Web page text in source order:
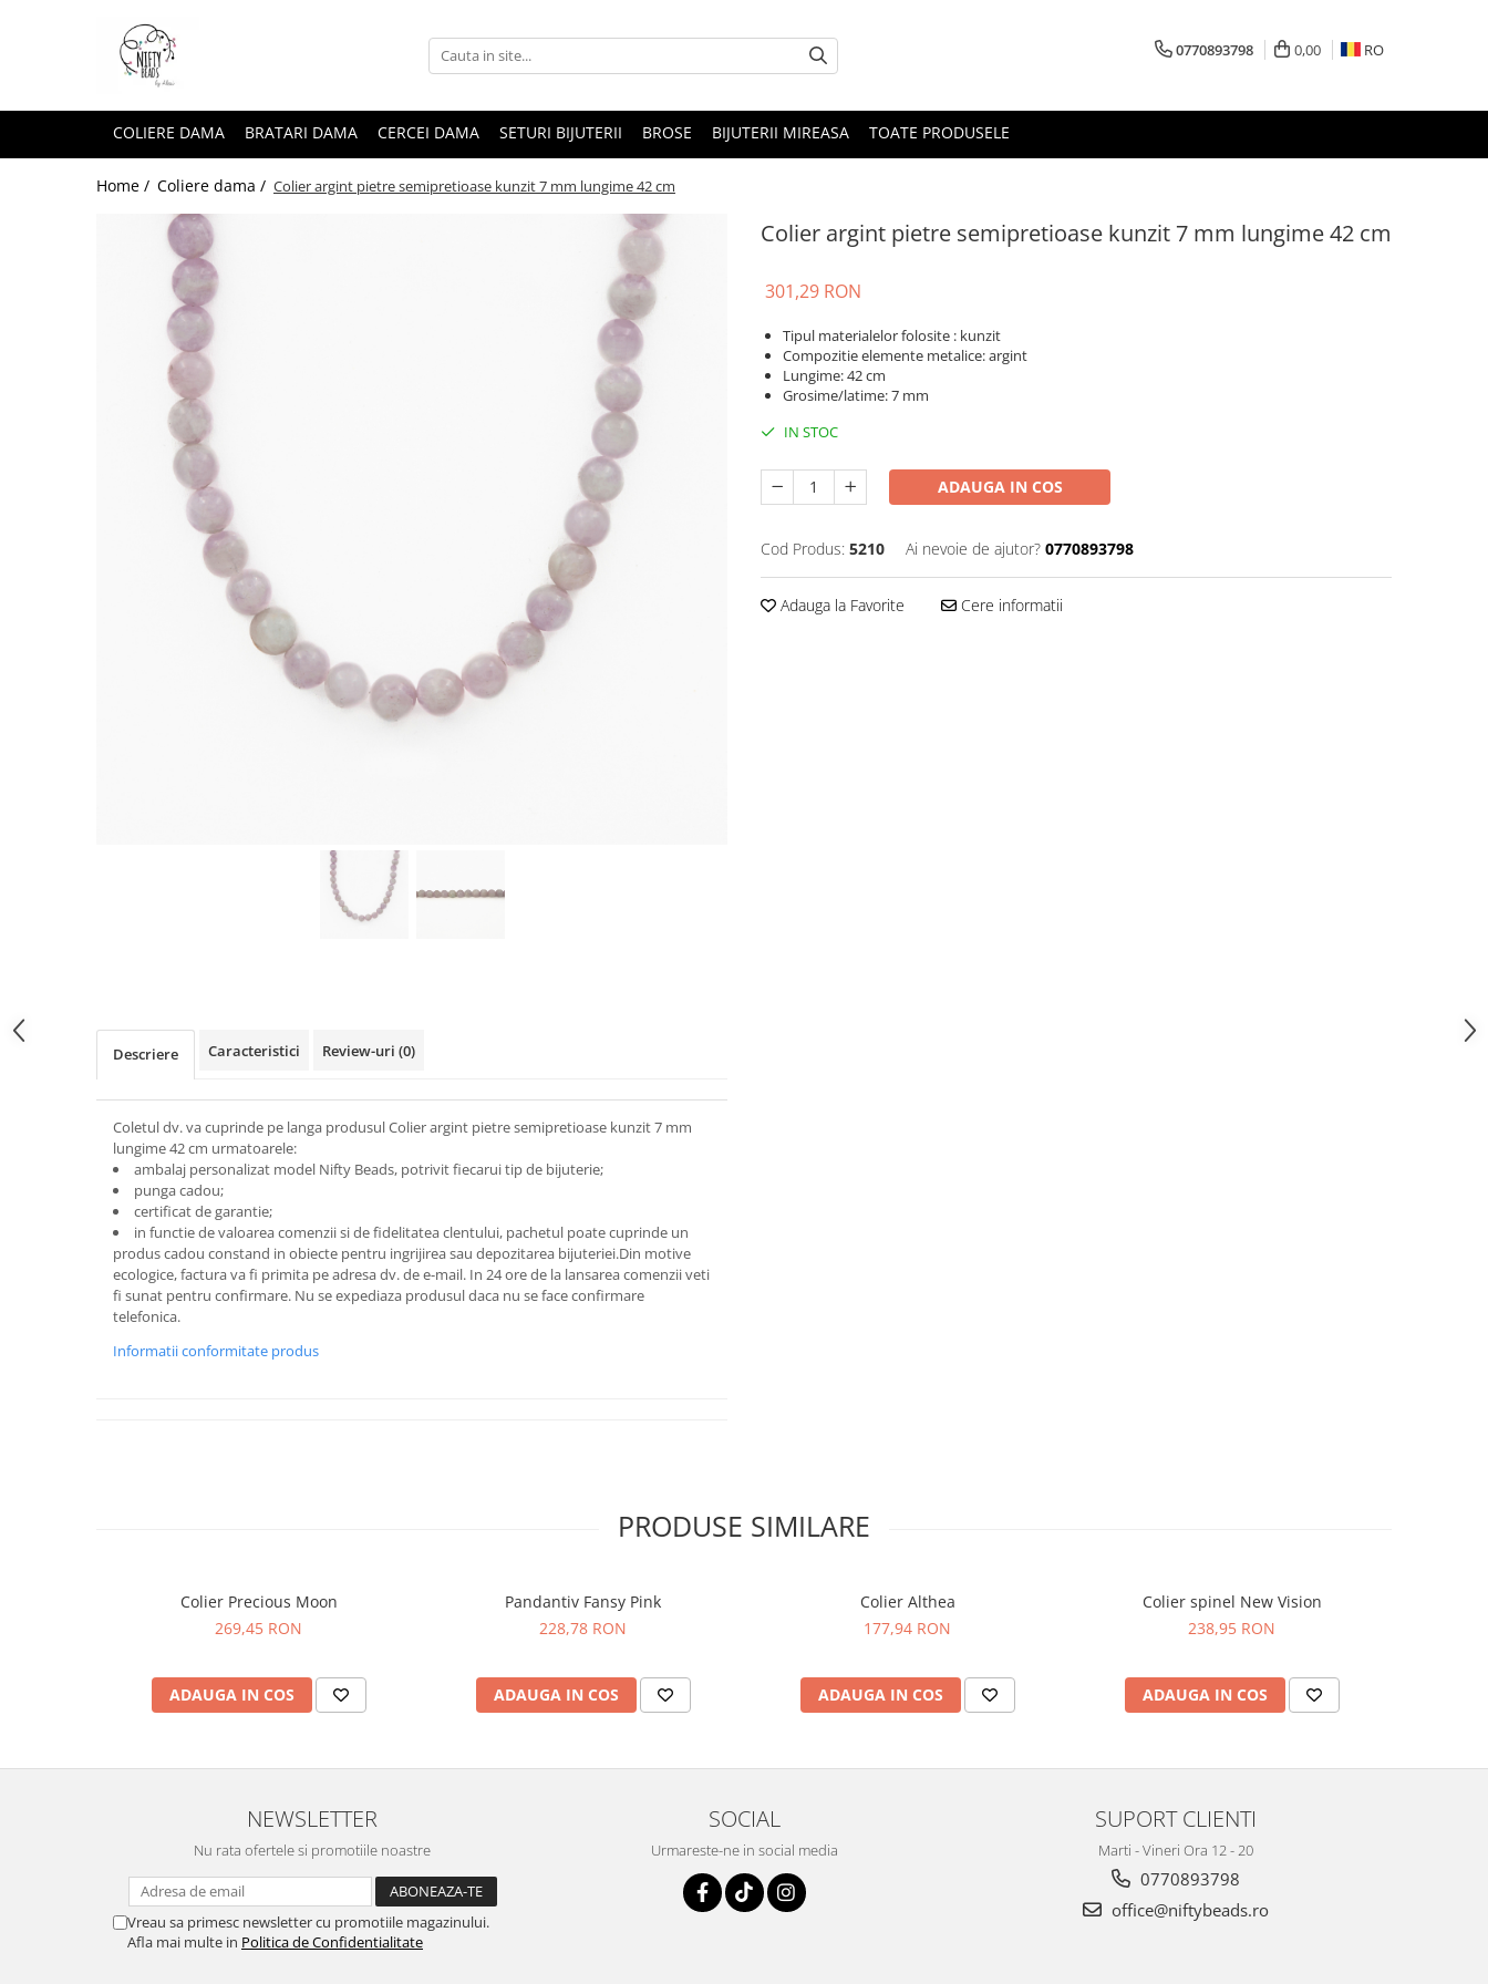
0770893798 0,00 RO
COLIERE DAMA BRATARI DAMA CERCEI DAMA SETURI BIJUTERII BROSE BIJUTERII MIREASA TOATE PRODUSELE
Home / Coliere dama / Colier argint pietre semipretioase kunzit 7 mm lungime 42 cm
Colier argint pietre semipretioase kunzit 7 mm lungime 42 cm
301,29 RON
Tipul materialelor folosite : kunzit
Compozitie elemente metalice: argint
Lungime: 42 cm
Grosime/latime: 7 mm
IN STOC
ADAUGA IN COS
Cod Produs: 5210 Ai nevoie de ajutor? 0770893798
Adauga la Favorite Cere informatii
Descriere Caracteristici Review-uri (0)
Coletul dv. va cuprinde pe langa produsul Colier argint pietre semipretioase kunzit 7 mm
lungime 42 cm urmatoarele:
ambalaj personalizat model Nifty Beads, potrivit fiecarui tip de bijuterie;
punga cadou;
certificat de garantie;
in functie de valoarea comenzii si de fidelitatea clentului, pachetul poate cuprinde un
produs cadou constand in obiecte pentru ingrijirea sau depozitarea bijuteriei.Din motive
ecologice, factura va fi primita pe adresa dv. de e-mail. In 24 ore de la lansarea comenzii veti
fi sunat pentru confirmare. Nu se expediaza produsul daca nu se face confirmare
telefonica.
Informatii conformitate produs
PRODUSE SIMILARE
Colier Precious Moon
269,45 RON
ADAUGA IN COS
Pandantiv Fansy Pink
228,78 RON
ADAUGA IN COS
Colier Althea
177,94 RON
ADAUGA IN COS
Colier spinel New Vision
238,95 RON
ADAUGA IN COS
NEWSLETTER
Nu rata ofertele si promotiile noastre
Vreau sa primesc newsletter cu promotiile magazinului.
Afla mai multe in Politica de Confidentialitate
SOCIAL
Urmareste-ne in social media
SUPORT CLIENTI
Marti - Vineri Ora 12 - 20
0770893798
office@niftybeads.ro